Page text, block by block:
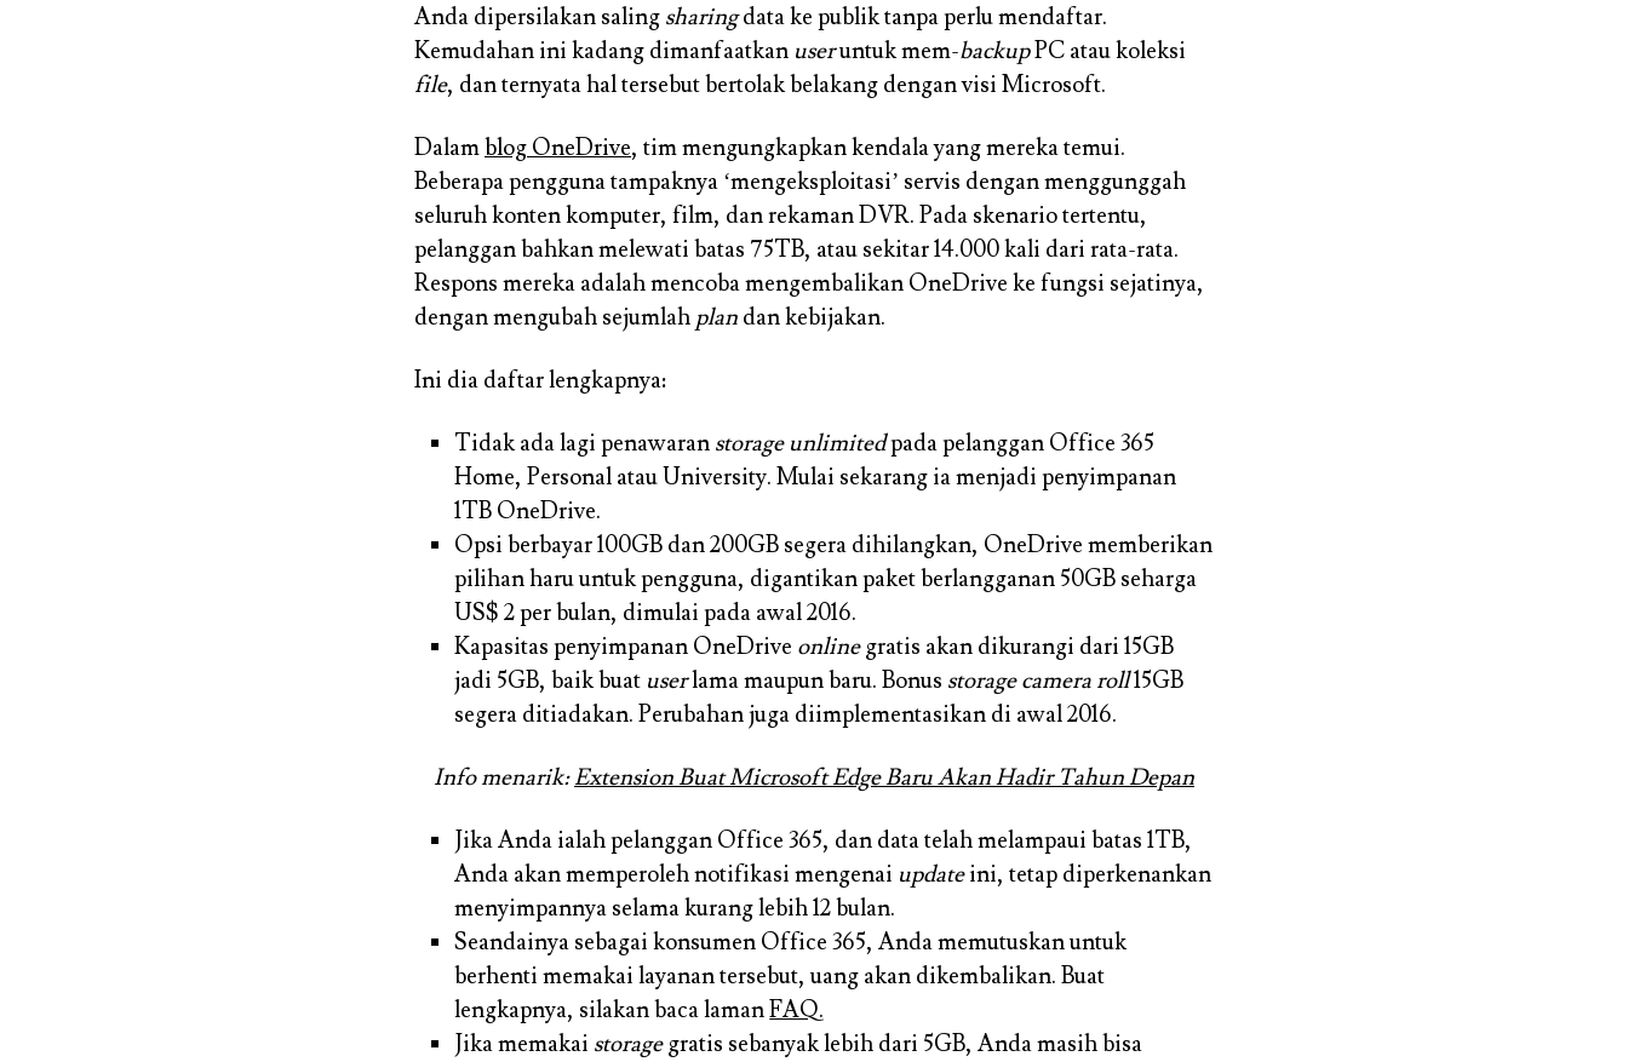
Anda dipersilakan saling sharingdata ke publik tanpa perlu mendaftar.
Kemudahan ini kadang dimanfaatkan useruntuk mem-backupPC atau koleksi
file, dan ternyata hal tersebut bertolak belakang dengan visi Microsoft.
Dalamblog OneDrive, tim mengungkapkan kendala yang mereka temui.
Beberapa pengguna tampaknya ‘mengeksploitasi’ servis dengan menggunggah
seluruh konten komputer, film, dan rekaman DVR. Pada skenario tertentu,
pelanggan bahkan melewati batas 75TB, atau sekitar 14.000 kali dari rata-rata.
Respons mereka adalah mencoba mengembalikan OneDrive ke fungsi sejatinya,
dengan mengubah sejumlah plan dan kebijakan.
Ini dia daftar lengkapnya:
Tidak ada lagi penawaran storage unlimitedpada pelanggan Office 365
Home, Personal atau University. Mulai sekarang ia menjadi penyimpanan
1TB OneDrive.
Opsi berbayar 100GB dan 200GB segera dihilangkan, OneDrive memberikan
pilihan haru untuk pengguna, digantikan paket berlangganan 50GB seharga
US$ 2 per bulan, dimulai pada awal 2016.
Kapasitas penyimpanan OneDrive onlinegratis akan dikurangi dari 15GB
jadi 5GB, baik buat userlama maupun baru. Bonus storage camera roll15GB
segera ditiadakan. Perubahan juga diimplementasikan di awal 2016.
Info menarik:Extension Buat Microsoft Edge Baru Akan Hadir Tahun Depan
Jika Anda ialah pelanggan Office 365, dan data telah melampaui batas 1TB,
Anda akan memperoleh notifikasi mengenai updateini, tetap diperkenankan
menyimpannya selama kurang lebih 12 bulan.
Seandainya sebagai konsumen Office 365, Anda memutuskan untuk
berhenti memakai layanan tersebut, uang akan dikembalikan. Buat
lengkapnya, silakan baca lamanFAQ.
Jika memakai storagegratis sebanyak lebih dari 5GB, Anda masih bisa